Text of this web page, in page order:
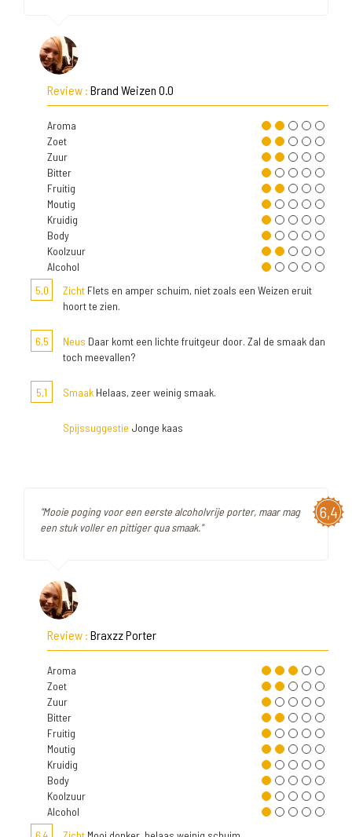
Review : Brand Weizen 0.0
Aroma
Zoet
Zuur
Bitter
Fruitig
Moutig
Kruidig
Body
Koolzuur
Alcohol
5,0
Zicht Flets en amper schuim, niet zoals een Weizen eruit
hoort te zien.
6,5 Neus Daar komt een lichte fruitgeur door. Zal de smaak dan
toch meevallen?
5,1 Smaak Helaas, zeer weinig smaak.
Spijssuggestie Jonge kaas
6,4
"Mooie poging voor een eerste alcoholvrije porter, maar mag
een stuk voller en pittiger qua smaak."
Review : Braxzz Porter
Aroma
Zoet
Zuur
Bitter
Fruitig
Moutig
Kruidig
Body
Koolzuur
Alcohol